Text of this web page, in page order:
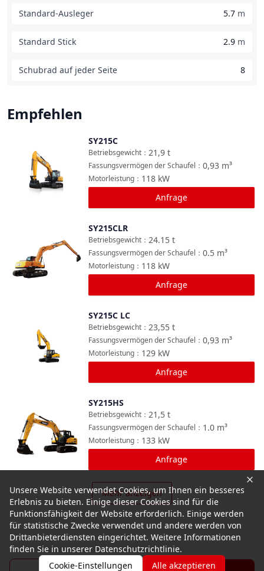
Standard-Ausleger 5.7 m
Standard Stick 2.9 m
Schubrad auf jeder Seite 8
Empfehlen
SY215C
21,9 t
Betriebsgewicht ：
0,93 m³
Fassungsvermögen der Schaufel ：
118 kW
Motorleistung ：
Anfrage
SY215CLR
24.15 t
Betriebsgewicht ：
0.5 m³
Fassungsvermögen der Schaufel ：
118 kW
Motorleistung ：
Anfrage
SY215C LC
23,55 t
Betriebsgewicht ：
0,93 m³
Fassungsvermögen der Schaufel ：
129 kW
Motorleistung ：
Anfrage
SY215HS
21,5 t
Betriebsgewicht ：
1.0 m³
Fassungsvermögen der Schaufel ：
133 kW
Motorleistung ：
Anfrage
Mehr anzeigen
Unsere Website verwendet Cookies, um Ihnen ein besseres
Erlebnis zu bieten. Einige dieser Cookies sind für die
Funktionsfähigkeit der Website erforderlich. Einige werden
für statistische Zwecke verwendet und andere werden von
Drittanbieterdiensten eingerichtet. Weitere Informationen
finden Sie in unserer Datenschutzrichtlinie.
Cookie-Einstellungen
Alle akzeptieren